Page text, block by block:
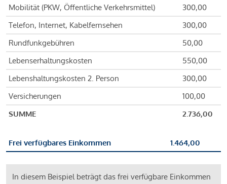
Mobilität (PKW, Öffentliche Verkehrsmittel)
300,00
Telefon, Internet, Kabelfernsehen
300,00
Rundfunkgebühren
50,00
Lebenserhaltungskosten
550,00
Lebenshaltungskosten 2. Person
300,00
Versicherungen
100,00
SUMME
2.736,00
Frei verfügbares Einkommen 1.464,00
In diesem Beispiel beträgt das frei verfügbare Einkommen